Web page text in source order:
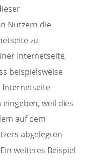
Nutzern die
zu
Internetseite,
beispielsweise
Internetseite
weil dies
auf dem
abgelegten
weiteres Beispiel